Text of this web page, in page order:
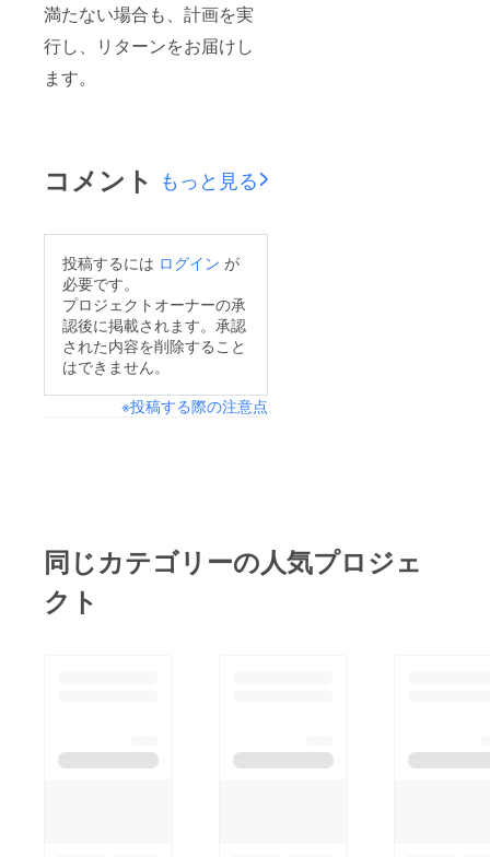
満たない場合も、計画を実
行し、リターンをお届けし
ます。
コメント もっと見る
投稿するには ログイン が
必要です。
プロジェクトオーナーの承
認後に掲載されます。承認
された内容を削除すること
はできません。
※投稿する際の注意点
同じカテゴリーの人気プロジェ
クト